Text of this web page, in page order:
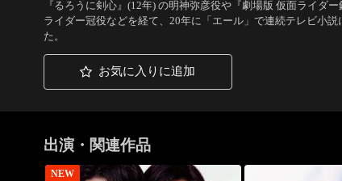
『るろうに剣心』(12年) の明神弥彦役や『劇場版 仮面ライダ
ライダー冠役などを経て、20年に「エール」で連続テレビ小
た。
お気に入りに追加
出演・関連作品
NEW